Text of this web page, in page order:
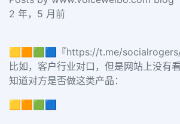
2 年，5 月前
🟨🟧🟩🟦『https://t.me/socialrogers/
比如，客户行业对口，但是网站上没有
知道对方是否做这类产品：
🟨🟧🟩🟦